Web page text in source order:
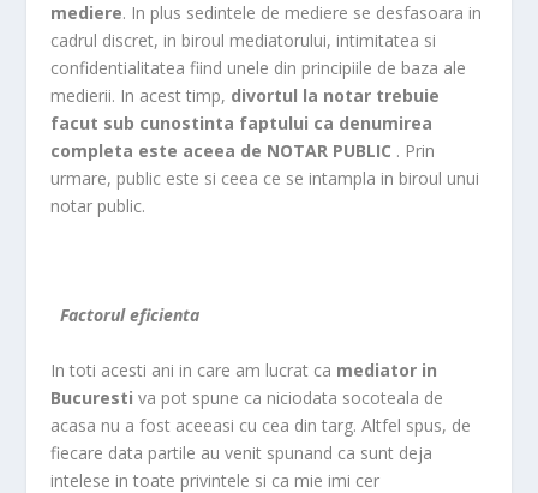
mediere. In plus sedintele de mediere se desfasoara in
cadrul discret, in biroul mediatorului, intimitatea si
confidentialitatea fiind unele din principiile de baza ale
medierii. In acest timp, divortul la notar trebuie
facut sub cunostinta faptului ca denumirea
completa este aceea de NOTAR PUBLIC . Prin
urmare, public este si ceea ce se intampla in biroul unui
notar public.
Factorul eficienta
In toti acesti ani in care am lucrat ca mediator in
Bucuresti va pot spune ca niciodata socoteala de
acasa nu a fost aceeasi cu cea din targ. Altfel spus, de
fiecare data partile au venit spunand ca sunt deja
intelese in toate privintele si ca mie imi cer